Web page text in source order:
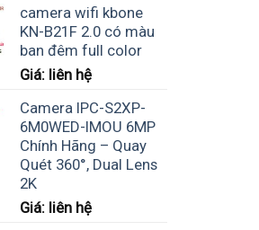
camera wifi kbone
KN-B21F 2.0 có màu
ban đêm full color
Giá: liên hệ
Camera IPC-S2XP-
6M0WED-IMOU 6MP
Chính Hãng – Quay
Quét 360°, Dual Lens
2K
Giá: liên hệ